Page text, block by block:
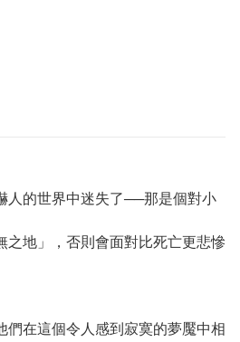
人的世界中迷失了──那是個對小
之地」，否則會面對比死亡更悲慘
們在這個令人感到寂寞的夢魘中相